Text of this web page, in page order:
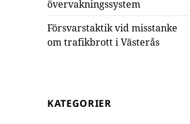
övervakningssystem
Försvarstaktik vid misstanke
om trafikbrott i Västerås
KATEGORIER